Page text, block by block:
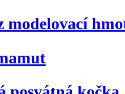
modelovací